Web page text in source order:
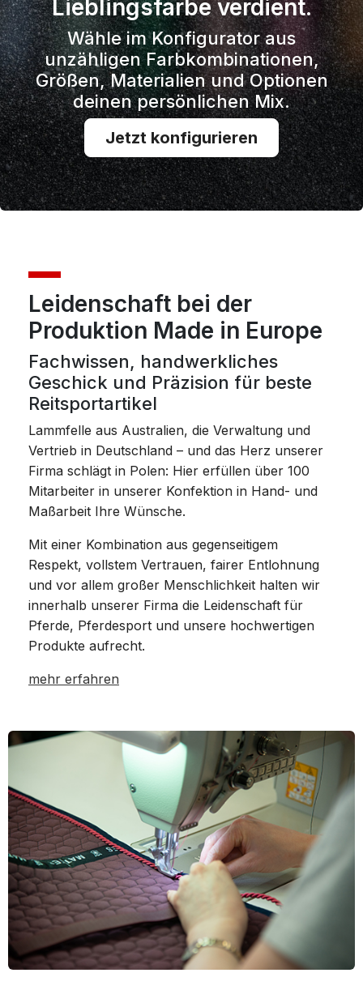
Lieblingsfarbe verdient.
Wähle im Konfigurator aus
unzähligen Farbkombinationen,
Größen, Materialien und Optionen
deinen persönlichen Mix.
Jetzt konfigurieren
Leidenschaft bei der
Produktion Made in Europe
Fachwissen, handwerkliches
Geschick und Präzision für beste
Reitsportartikel
Lammfelle aus Australien, die Verwaltung und
Vertrieb in Deutschland – und das Herz unserer
Firma schlägt in Polen: Hier erfüllen über 100
Mitarbeiter in unserer Konfektion in Hand- und
Maßarbeit Ihre Wünsche.
Mit einer Kombination aus gegenseitigem
Respekt, vollstem Vertrauen, fairer Entlohnung
und vor allem großer Menschlichkeit halten wir
innerhalb unserer Firma die Leidenschaft für
Pferde, Pferdesport und unsere hochwertigen
Produkte aufrecht.
mehr erfahren